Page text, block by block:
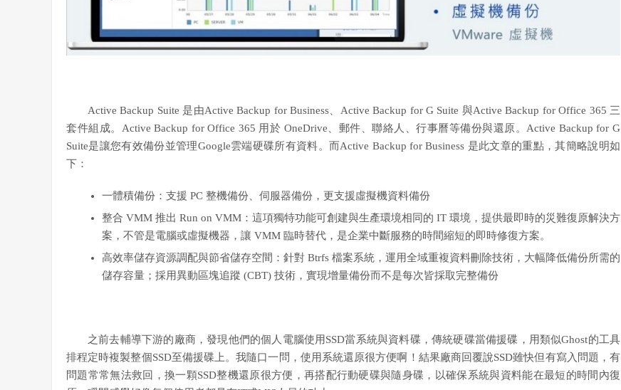
Active Backup Suite 是由Active Backup for Business、Active Backup for G Suite 與Active Backup for Office 365 三
套件組成。Active Backup for Office 365 用於 OneDrive、郵件、聯絡人、行事曆等備份與還原。Active Backup for G
Suite是讓您有效備份並管理Google雲端硬碟所有資料。而Active Backup for Business 是此文章的重點，其簡略說明如
下：
一體積備份：支援 PC 整機備份、伺服器備份，更支援虛擬機資料備份
整合 VMM 推出 Run on VMM：這項獨特功能可創建與生產環境相同的 IT 環境，提供最即時的災難復原解決方
案，不管是電腦或虛擬機器，讓 VMM 臨時替代，是企業中斷服務的時間縮短的即時修復方案。
高效率儲存資源調配與節省儲存空間：針對 Btrfs 檔案系統，運用全域重複資料刪除技術，大幅降低備份所需的
儲存容量；採用異動區塊追蹤 (CBT) 技術，實現增量備份而不是每次皆採取完整備份
之前去輔導下游的廠商，發現他們的個人電腦使用SSD當系統與資料碟，傳統硬碟當備援碟，用類似Ghost的工具
排程定時複製整個SSD至備援碟上。我隨口一問，使用系統還原很方便啊！結果廠商回覆說SSD雖快但有寫入問題，有
問題常常無法救回，換一顆SSD整機還原很方便，再搭配行動硬碟與隨身碟，以確保系統與資料能在最短的時間內復